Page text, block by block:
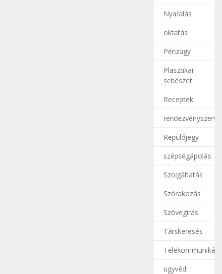
Nyaralás
oktatás
Pénzügy
Plasztikai
sebészet
Receptek
Repülőjegy
szépségápolás
Szolgáltatás
Szórakozás
Szövegírás
Társkeresés
ügyvéd